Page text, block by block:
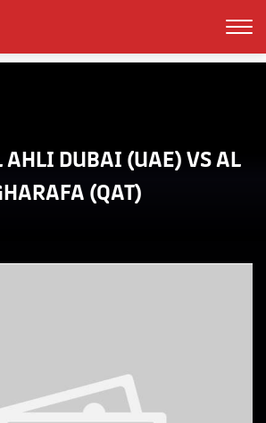
AHLI DUBAI (UAE) VS AL
(QAT)